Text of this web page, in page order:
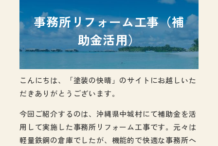
事務所リフォーム工事（補
助金活用）
こんにちは、「塗装の快晴」のサイトにお越しいた
だきありがとうございます。
今回ご紹介するのは、沖縄県中城村にて補助金を活
用して実施した事務所リフォーム工事です。元々は
軽量鉄鋼の倉庫でしたが、機能的で快適な事務所へ